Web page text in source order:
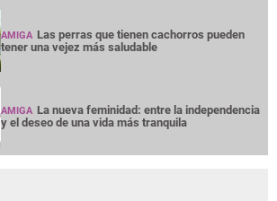
AMIGA Las perras que tienen cachorros pueden
tener una vejez más saludable
AMIGA La nueva feminidad: entre la independencia
y el deseo de una vida más tranquila